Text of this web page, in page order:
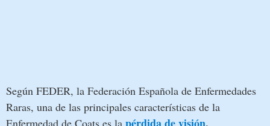
Según FEDER, la Federación Española de Enfermedades
Raras, una de las principales características de la
Enfermedad de Coats es la